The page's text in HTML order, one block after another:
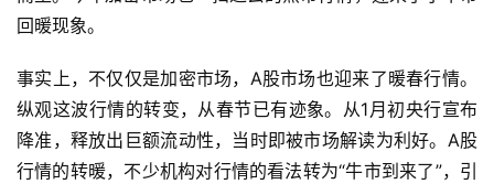
回暖现象。
事实上，不仅仅是加密市场，A股市场也迎来了暖春行情。
纵观这波行情的转变，从春节已有迹象。从1月初央行宣布
降准，释放出巨额流动性，当时即被市场解读为利好。A股
行情的转暖，不少机构对行情的看法转为“牛市到来了”，引